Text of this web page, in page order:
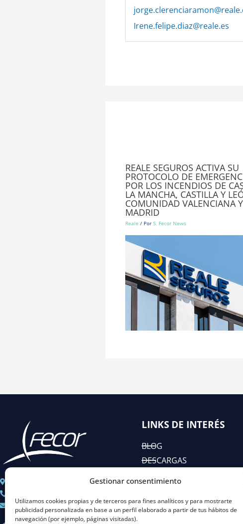
Gestionar consentimiento
Utilizamos cookies propias y de terceros para fines analíticos y para mostrarte
publicidad personalizada en base a un perfil elaborado a partir de tus hábitos de
navegación (por ejemplo, páginas visitadas).
Irene.felipe.diaz@reale.es
REALE SEGUROS ACTIVA SU
PROTOCOLO DE
POR LOS INCENDIOS DE
LA MANCHA, CASTILLA Y
COMUNIDAD VALENCIANA Y
MADRID
Reale / Por S. Fecor News
C/ José Abascal n° 44, 1°
Coordinacion@fecor.es
LINKS DE INTERÉS
BLOG
DESCARGAS